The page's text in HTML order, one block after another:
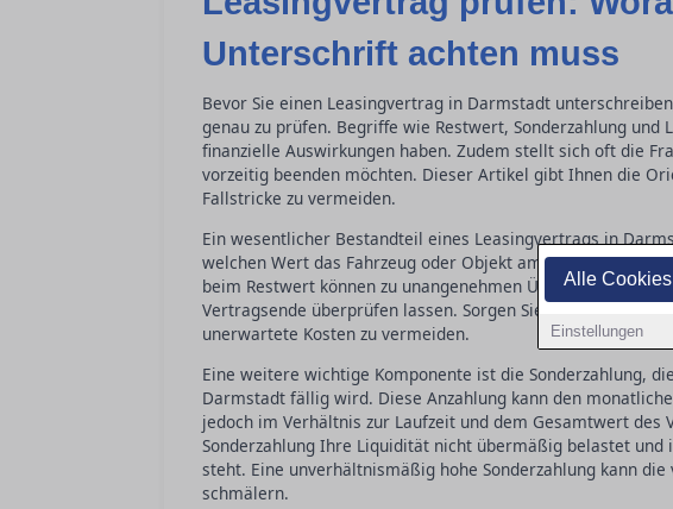
Alle
Einstellungen
Unterschrift achten muss
Bevor Sie einen Leasingvertrag in Darmstadt
genau zu prüfen. Begriffe wie Restwert, Sonderzahlung und
finanzielle Auswirkungen haben. Zudem stellt sich oft die
vorzeitig beenden möchten. Dieser Artikel gibt Ihnen die
Fallstricke zu vermeiden.
Ein wesentlicher Bestandteil eines Leasingvertrags in
welchen Wert das Fahrzeug oder Objekt am Ende der
beim Restwert können zu unangenehmen Überraschungen
Vertragsende überprüfen lassen. Sorgen Sie dafür, dass der
unerwartete Kosten zu vermeiden.
Eine weitere wichtige Komponente ist die Sonderzahlung,
Darmstadt fällig wird. Diese Anzahlung kann den
jedoch im Verhältnis zur Laufzeit und dem Gesamtwert des
Sonderzahlung Ihre Liquidität nicht übermäßig belastet
steht. Eine unverhältnismäßig hohe Sonderzahlung kann
schmälern.